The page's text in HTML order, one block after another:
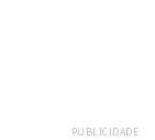
PUBLICIDADE